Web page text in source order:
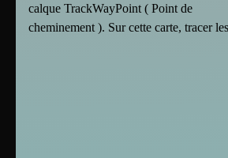
calque TrackWayPoint ( Point de
cheminement ). Sur cette carte, tracer